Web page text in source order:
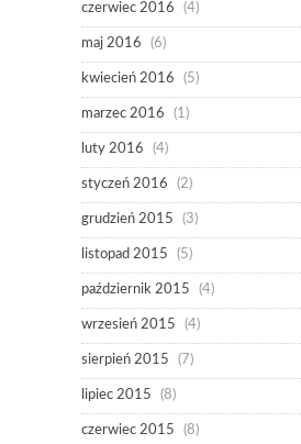
czerwiec 2016 (4)
maj 2016 (6)
kwiecień 2016 (5)
marzec 2016 (1)
luty 2016 (4)
styczeń 2016 (2)
grudzień 2015 (3)
listopad 2015 (5)
październik 2015 (4)
wrzesień 2015 (4)
sierpień 2015 (7)
lipiec 2015 (8)
czerwiec 2015 (8)